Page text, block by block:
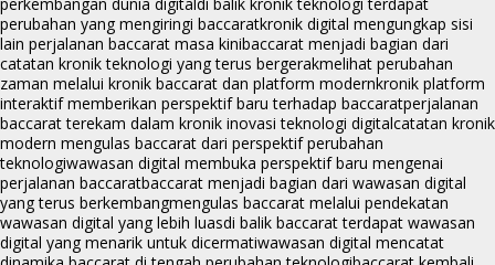
perubahan yang mengiringi baccaratkronik digital mengungkap sisi
lain perjalanan baccarat masa kinibaccarat menjadi bagian dari
catatan kronik teknologi yang terus bergerakmelihat perubahan
zaman melalui kronik baccarat dan platform modernkronik platform
interaktif memberikan perspektif baru terhadap baccaratperjalanan
baccarat terekam dalam kronik inovasi teknologi digitalcatatan kronik
modern mengulas baccarat dari perspektif perubahan
teknologiwawasan digital membuka perspektif baru mengenai
perjalanan baccaratbaccarat menjadi bagian dari wawasan digital
yang terus berkembangmengulas baccarat melalui pendekatan
wawasan digital yang lebih luasdi balik baccarat terdapat wawasan
digital yang menarik untuk dicermatiwawasan digital mencatat